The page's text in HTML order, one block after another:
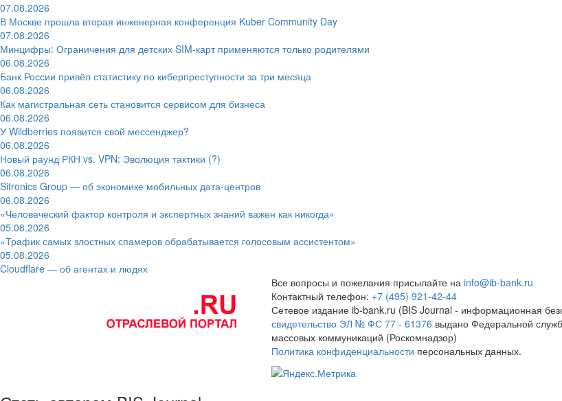
07.08.2026
В Москве прошла вторая инженерная конференция Kuber Community Day
07.08.2026
Минцифры: Ограничения для детских SIM-карт применяются только родителями
06.08.2026
Банк России привёл статистику по киберпреступности за три месяца
06.08.2026
Как магистральная сеть становится сервисом для бизнеса
06.08.2026
У Wildberries появится свой мессенджер?
06.08.2026
Новый раунд РКН vs. VPN: Эволюция тактики (?)
06.08.2026
Sitronics Group — об экономике мобильных дата-центров
06.08.2026
«Человеческий фактор контроля и экспертных знаний важен как никогда»
05.08.2026
«Трафик самых злостных спамеров обрабатывается голосовым ассистентом»
05.08.2026
Cloudflare — об агентах и людях
Все вопросы и пожелания присылайте на info@ib-bank.ru
Контактный телефон: +7 (495) 921-42-44
Сетевое издание ib-bank.ru (BIS Journal - информационная
свидетельство ЭЛ № ФС 77 - 61376 выдано Федеральной
массовых коммуникаций (Роскомнадзор)
Политика конфиденциальности персональных данных.